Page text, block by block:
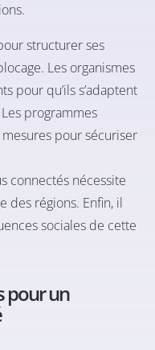
structurer ses
Les organismes
pour qu’ils s’adaptent
programmes
pour sécuriser
connectés nécessite
des régions. Enfin, il
sociales de cette
pour un